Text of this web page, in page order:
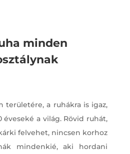
minden
területére, a ruhákra is igaz,
éveseké a világ. Rövid ruhát,
felvehet, nincsen korhoz
mindenkié, aki hordani